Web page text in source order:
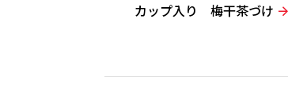
カップ入り 梅干茶づけ